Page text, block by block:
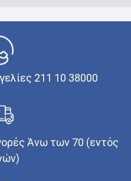
211 10 38000
Άνω των 70 (εντός